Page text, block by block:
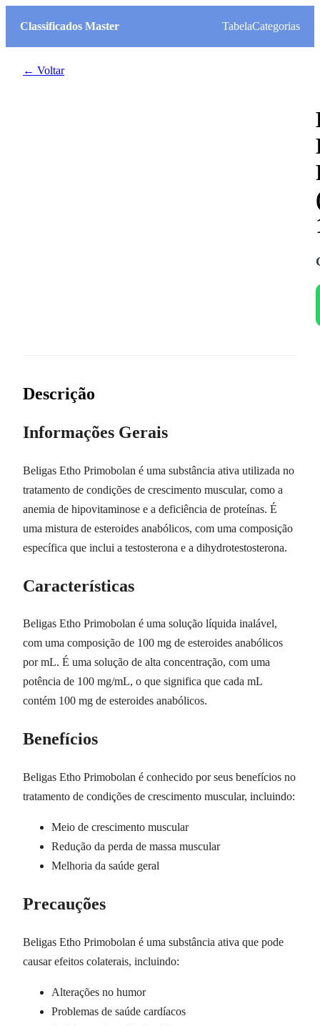
Classificados Master TabelaCategorias
← Voltar
Descrição
Informações Gerais
Beligas Etho Primobolan é uma substância ativa utilizada no
tratamento de condições de crescimento muscular, como a
anemia de hipovitaminose e a deficiência de proteínas. É
uma mistura de esteroides anabólicos, com uma composição
específica que inclui a testosterona e a dihydrotestosterona.
Características
Beligas Etho Primobolan é uma solução líquida inalável,
com uma composição de 100 mg de esteroides anabólicos
por mL. É uma solução de alta concentração, com uma
potência de 100 mg/mL, o que significa que cada mL
contém 100 mg de esteroides anabólicos.
Benefícios
Beligas Etho Primobolan é conhecido por seus benefícios no
tratamento de condições de crescimento muscular, incluindo:
Meio de crescimento muscular
Redução da perda de massa muscular
Melhoria da saúde geral
Precauções
Beligas Etho Primobolan é uma substância ativa que pode
causar efeitos colaterais, incluindo:
Alterações no humor
Problemas de saúde cardíacos